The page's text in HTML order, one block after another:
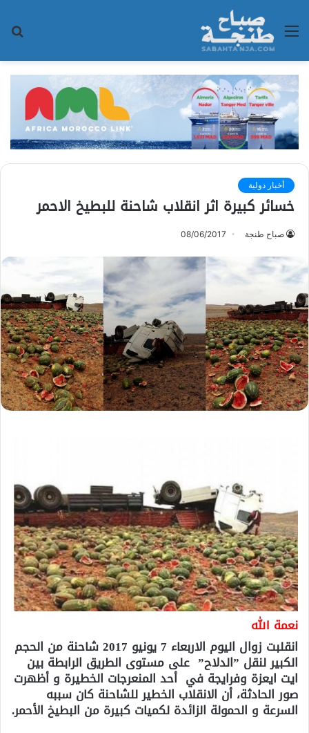
القائمة
أخبار دولية
خسائر كبيرة اثر انقلاب شاحنة للبطيخ الاحمر
صباح طنجة 08/06/2017
نعمة الله
انقلبت زوال اليوم الاربعاء 7 يونيو 2017 شاحنة من الحجم
الكبير لنقل ”الدلاح” على مستوى الطريق الرابطة بين
ايت ايعزة وفرايجة في أحد المنعرجات الخطيرة و أظهرت
صور الحادثة، أن الانقلاب الخطير للشاحنة كان سببه
السرعة و الحمولة الزائدة لكميات كبيرة من البطيخ الأحمر.